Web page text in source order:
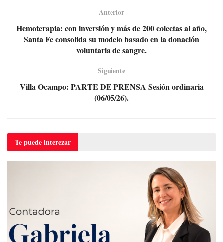
Anterior
Hemoterapia: con inversión y más de 200 colectas al año,
Santa Fe consolida su modelo basado en la donación
voluntaria de sangre.
Siguiente
Villa Ocampo: PARTE DE PRENSA Sesión ordinaria
(06/05/26).
Te puedeinterezar